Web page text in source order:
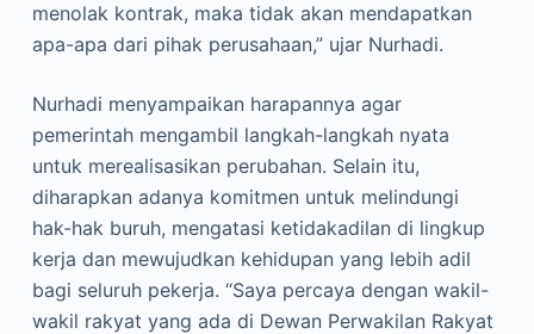
menolak kontrak, maka tidak akan mendapatkan
apa-apa dari pihak perusahaan,” ujar Nurhadi.
Nurhadi menyampaikan harapannya agar
pemerintah mengambil langkah-langkah nyata
untuk merealisasikan perubahan. Selain itu,
diharapkan adanya komitmen untuk melindungi
hak-hak buruh, mengatasi ketidakadilan di lingkup
kerja dan mewujudkan kehidupan yang lebih adil
bagi seluruh pekerja. “Saya percaya dengan wakil-
wakil rakyat yang ada di Dewan Perwakilan Rakyat